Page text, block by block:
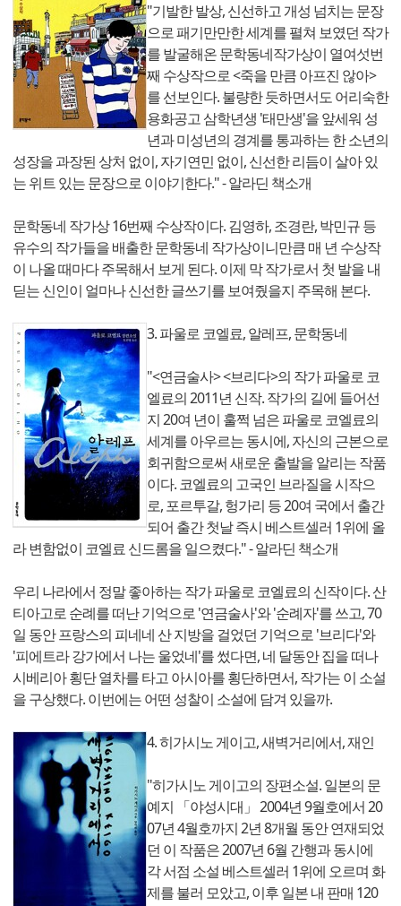
"기발한 발상, 신선하고 개성 넘치는 문장
으로 패기만만한 세계를 펼쳐 보였던 작가
를 발굴해온 문학동네작가상이 열여섯번
째 수상작으로 <죽을 만큼 아프진 않아>
를 선보인다. 불량한 듯하면서도 어리숙한
용화공고 삼학년생 '태만생'을 앞세워 성
년과 미성년의 경계를 통과하는 한 소년의
성장을 과장된 상처 없이, 자기연민 없이, 신선한 리듬이 살아 있
는 위트 있는 문장으로 이야기한다." - 알라딘 책소개
문학동네 작가상 16번째 수상작이다. 김영하, 조경란, 박민규 등
유수의 작가들을 배출한 문학동네 작가상이니만큼 매 년 수상작
이 나올 때마다 주목해서 보게 된다. 이제 막 작가로서 첫 발을 내
딛는 신인이 얼마나 신선한 글쓰기를 보여줬을지 주목해 본다.
3. 파울로 코엘료, 알레프, 문학동네
"<연금술사> <브리다>의 작가 파울로 코
엘료의 2011년 신작. 작가의 길에 들어선
지 20여 년이 훌쩍 넘은 파울로 코엘료의
세계를 아우르는 동시에, 자신의 근본으로
회귀함으로써 새로운 출발을 알리는 작품
이다. 코엘료의 고국인 브라질을 시작으
로, 포르투갈, 헝가리 등 20여 국에서 출간
되어 출간 첫날 즉시 베스트셀러 1위에 올
라 변함없이 코엘료 신드롬을 일으켰다." - 알라딘 책소개
우리 나라에서 정말 좋아하는 작가 파울로 코엘료의 신작이다. 산
티아고로 순례를 떠난 기억으로 '연금술사'와 '순례자'를 쓰고, 70
일 동안 프랑스의 피네네 산 지방을 걸었던 기억으로 '브리다'와
'피에트라 강가에서 나는 울었네'를 썼다면, 네 달동안 집을 떠나
시베리아 횡단 열차를 타고 아시아를 횡단하면서, 작가는 이 소설
을 구상했다. 이번에는 어떤 성찰이 소설에 담겨 있을까.
4. 히가시노 게이고, 새벽거리에서, 재인
"히가시노 게이고의 장편소설. 일본의 문
예지 「야성시대」 2004년 9월호에서 20
07년 4월호까지 2년 8개월 동안 연재되었
던 이 작품은 2007년 6월 간행과 동시에
각 서점 소설 베스트셀러 1위에 오르며 화
제를 불러 모았고, 이후 일본 내 판매 120